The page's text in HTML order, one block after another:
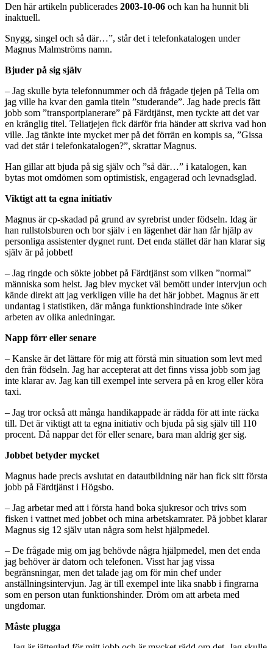
Den här artikeln publicerades 2003-10-06 och kan ha hunnit bli
inaktuell.
Snygg, singel och så där…”, står det i telefonkatalogen under
Magnus Malmströms namn.
Bjuder på sig själv
– Jag skulle byta telefonnummer och då frågade tjejen på Telia om
jag ville ha kvar den gamla titeln ”studerande”. Jag hade precis fått
jobb som ”transportplanerare” på Färdtjänst, men tyckte att det var
en krånglig titel. Teliatjejen fick därför fria händer att skriva vad hon
ville. Jag tänkte inte mycket mer på det förrän en kompis sa, ”Gissa
vad det står i telefonkatalogen?”, skrattar Magnus.
Han gillar att bjuda på sig själv och ”så där…” i katalogen, kan
bytas mot omdömen som optimistisk, engagerad och levnadsglad.
Viktigt att ta egna initiativ
Magnus är cp-skadad på grund av syrebrist under födseln. Idag är
han rullstolsburen och bor själv i en lägenhet där han får hjälp av
personliga assistenter dygnet runt. Det enda stället där han klarar sig
själv är på jobbet!
– Jag ringde och sökte jobbet på Färdtjänst som vilken ”normal”
människa som helst. Jag blev mycket väl bemött under intervjun och
kände direkt att jag verkligen ville ha det här jobbet. Magnus är ett
undantag i statistiken, där många funktionshindrade inte söker
arbeten av olika anledningar.
Napp förr eller senare
– Kanske är det lättare för mig att förstå min situation som levt med
den från födseln. Jag har accepterat att det finns vissa jobb som jag
inte klarar av. Jag kan till exempel inte servera på en krog eller köra
taxi.
– Jag tror också att många handikappade är rädda för att inte räcka
till. Det är viktigt att ta egna initiativ och bjuda på sig själv till 110
procent. Då nappar det för eller senare, bara man aldrig ger sig.
Jobbet betyder mycket
Magnus hade precis avslutat en datautbildning när han fick sitt första
jobb på Färdtjänst i Högsbo.
– Jag arbetar med att i första hand boka sjukresor och trivs som
fisken i vattnet med jobbet och mina arbetskamrater. På jobbet klarar
Magnus sig 12 själv utan några som helst hjälpmedel.
– De frågade mig om jag behövde några hjälpmedel, men det enda
jag behöver är datorn och telefonen. Visst har jag vissa
begränsningar, men det talade jag om för min chef under
anställningsintervjun. Jag är till exempel inte lika snabb i fingrarna
som en person utan funktionshinder. Dröm om att arbeta med
ungdomar.
Måste plugga